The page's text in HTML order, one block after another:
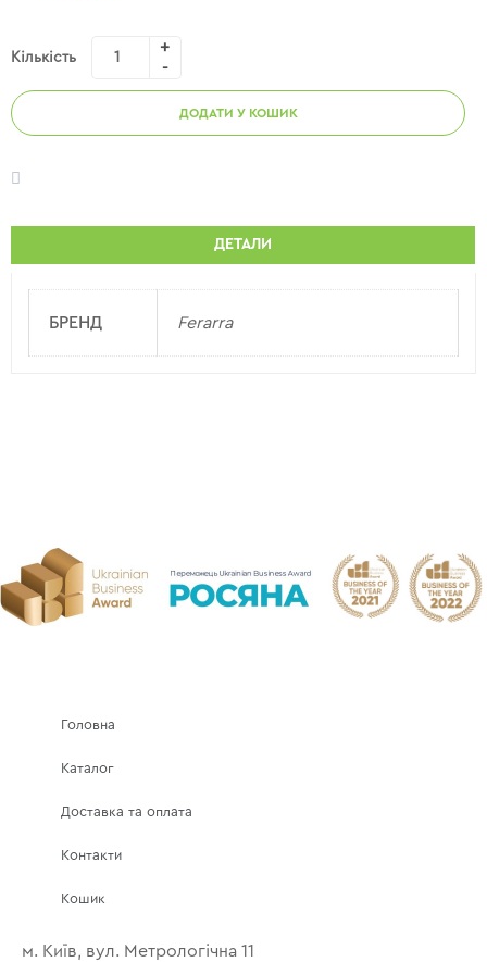
Кількість
ДОДАТИ У КОШИК
ДЕТАЛИ
БРЕНД Ferarra
Головна
Каталог
Доставка та оплата
Контакти
Кошик
м. Київ, вул. Метрологічна 11